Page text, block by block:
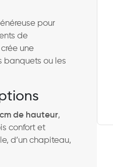
pour
de
une
banquets ou les
cm de hauteur,
confort et
d’un chapiteau,